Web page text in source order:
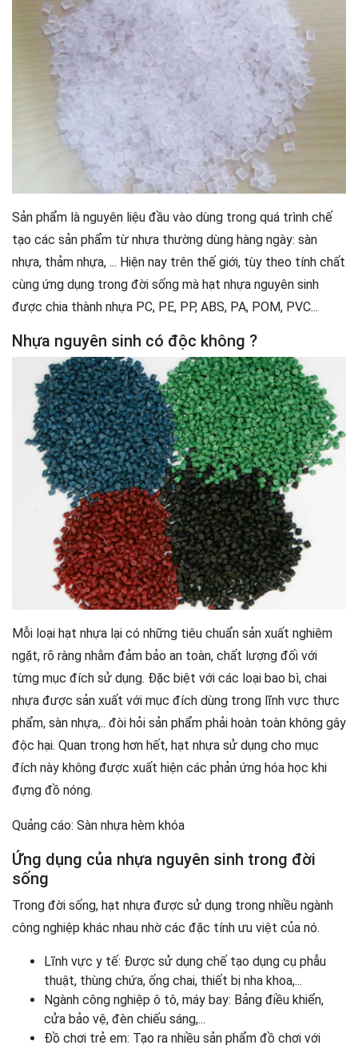
Sản phẩm là nguyên liệu đầu vào dùng trong quá trình chế
tạo các sản phẩm từ nhựa thường dùng hàng ngày: sàn
nhựa, thảm nhựa, ... Hiện nay trên thế giới, tùy theo tính chất
cùng ứng dụng trong đời sống mà hạt nhựa nguyên sinh
được chia thành nhựa PC, PE, PP, ABS, PA, POM, PVC...
Nhựa nguyên sinh có độc không ?
Mỗi loại hạt nhựa lại có những tiêu chuẩn sản xuất nghiêm
ngặt, rõ ràng nhằm đảm bảo an toàn, chất lượng đối với
từng mục đích sử dụng. Đặc biệt với các loại bao bì, chai
nhựa được sản xuất với mục đích dùng trong lĩnh vực thực
phẩm, sàn nhựa,.. đòi hỏi sản phẩm phải hoàn toàn không gây
độc hại. Quan trọng hơn hết, hạt nhựa sử dụng cho mục
đích này không được xuất hiện các phản ứng hóa học khi
đựng đồ nóng.
Quảng cáo: Sàn nhựa hèm khóa
Ứng dụng của nhựa nguyên sinh trong đời
sống
Trong đời sống, hạt nhựa được sử dụng trong nhiều ngành
công nghiệp khác nhau nhờ các đặc tính ưu việt của nó.
Lĩnh vực y tế: Được sử dụng chế tạo dụng cụ phẫu
thuật, thùng chứa, ống chai, thiết bị nha khoa,...
Ngành công nghiệp ô tô, máy bay: Bảng điều khiển,
cửa bảo vệ, đèn chiếu sáng,...
Đồ chơi trẻ em: Tạo ra nhiều sản phẩm đồ chơi với